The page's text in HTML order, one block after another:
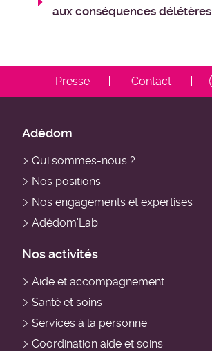
aux conséquences délétères
-
contact
Presse Contact
ADDM
-
Navigation
principale
Adédom
Qui sommes-nous ?
Nos positions
Nos engagements et expertises
Adédom'Lab
Nos activités
Aide et accompagnement
Santé et soins
Services à la personne
Coordination aide et soins